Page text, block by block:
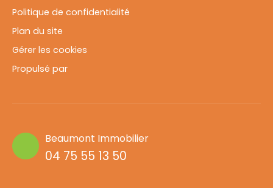
Politique de confidentialité
Plan du site
Gérer les cookies
Propulsé par
Beaumont Immobilier
04 75 55 13 50